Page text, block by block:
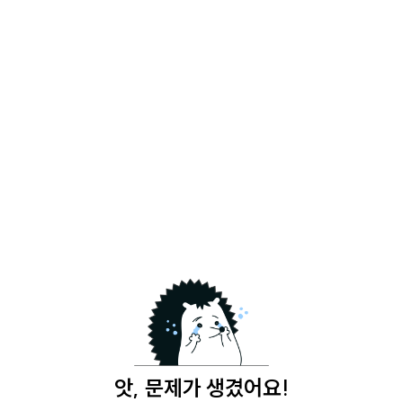
앗, 문제가 생겼어요!